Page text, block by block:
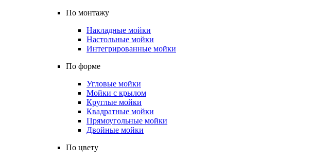
По монтажу
Накладные мойки
Настольные мойки
Интегрированные мойки
По форме
Угловые мойки
Мойки с крылом
Круглые мойки
Квадратные мойки
Прямоугольные мойки
Двойные мойки
По цвету